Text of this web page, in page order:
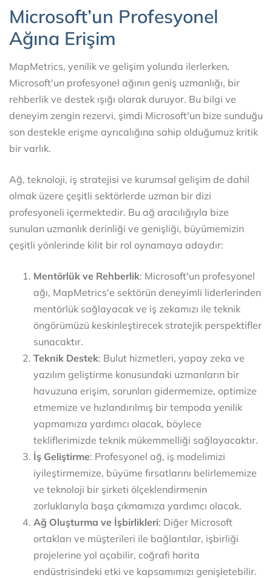
Microsoft’un Profesyonel
Ağına Erişim
MapMetrics, yenilik ve gelişim yolunda ilerlerken,
Microsoft'un profesyonel ağının geniş uzmanlığı, bir
rehberlik ve destek ışığı olarak duruyor. Bu bilgi ve
deneyim zengin rezervi, şimdi Microsoft'un bize sunduğu
son destekle erişme ayrıcalığına sahip olduğumuz kritik
bir varlık.
Ağ, teknoloji, iş stratejisi ve kurumsal gelişim de dahil
olmak üzere çeşitli sektörlerde uzman bir dizi
profesyoneli içermektedir. Bu ağ aracılığıyla bize
sunulan uzmanlık derinliği ve genişliği, büyümemizin
çeşitli yönlerinde kilit bir rol oynamaya adaydır:
Mentörlük ve Rehberlik: Microsoft'un profesyonel
ağı, MapMetrics'e sektörün deneyimli liderlerinden
mentörlük sağlayacak ve iş zekamızı ile teknik
öngörümüzü keskinleştirecek stratejik perspektifler
sunacaktır.
Teknik Destek: Bulut hizmetleri, yapay zeka ve
yazılım geliştirme konusundaki uzmanların bir
havuzuna erişim, sorunları gidermemize, optimize
etmemize ve hızlandırılmış bir tempoda yenilik
yapmamıza yardımcı olacak, böylece
tekliflerimizde teknik mükemmelliği sağlayacaktır.
İş Geliştirme: Profesyonel ağ, iş modelimizi
iyileştirmemize, büyüme fırsatlarını belirlememize
ve teknoloji bir şirketi ölçeklendirmenin
zorluklarıyla başa çıkmamıza yardımcı olacak.
Ağ Oluşturma ve İşbirlikleri: Diğer Microsoft
ortakları ve müşterileri ile bağlantılar, işbirliği
projelerine yol açabilir, coğrafi harita
endüstrisindeki etki ve kapsamımızı genişletebilir.